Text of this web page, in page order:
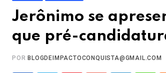
Jerônimo se
que pré-
POR BLOGDEIMPACTOCONQUISTA@GMAIL.COM